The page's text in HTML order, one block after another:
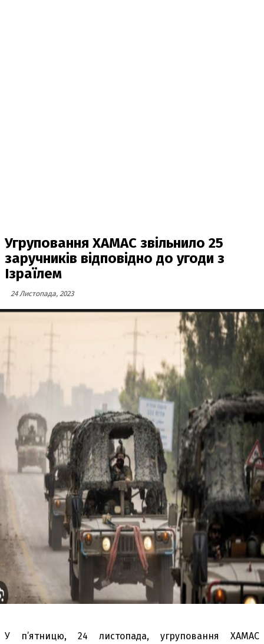
Угруповання ХАМАС звільнило 25
заручників відповідно до угоди з
Ізраїлем
24 Листопада, 2023
У п’ятницю, 24 листопада, угруповання ХАМАС